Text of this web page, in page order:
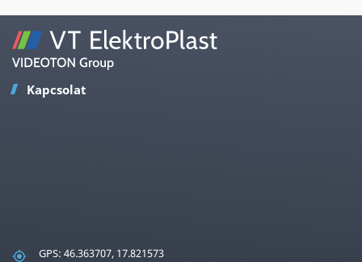
Kapcsolat
GPS: 46.363707, 17.821573